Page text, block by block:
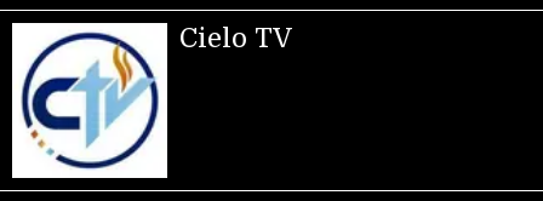
Cielo TV